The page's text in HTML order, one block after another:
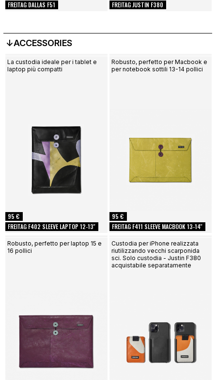
FREITAG DALLAS F51 FREITAG JUSTIN F380
↓ACCESSORIES
FREITAG F402 SLEEVE LAPTOP 12-13''
95 €
La custodia ideale per i tablet e
laptop più compatti
FREITAG F411 SLEEVE MACBOOK 13-14''
95 €
Robusto, perfetto per Macbook e
per notebook sottili 13-14 pollici
Robusto, perfetto per laptop 15 e
16 pollici
Custodia per iPhone realizzata
riutilizzando vecchi scarponida
sci. Solo custodia - Justin F380
acquistabile separatamente